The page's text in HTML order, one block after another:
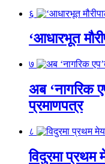
६
‘आधारभूत
७
अब ‘नागरिक
प्रमाणपत्र
८
विदुरमा प्रथम